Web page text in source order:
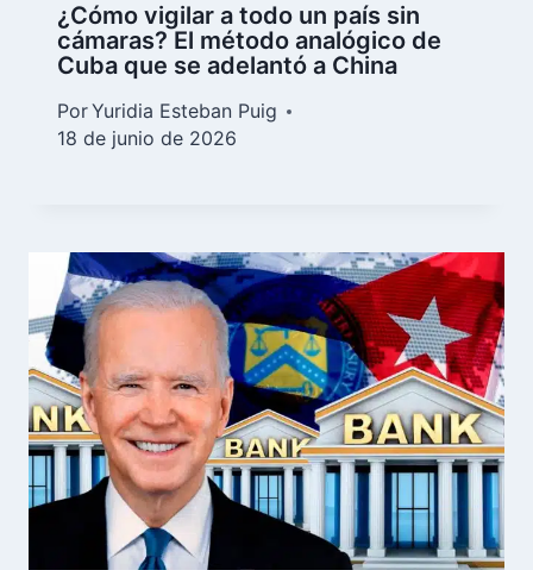
¿Cómo vigilar a todo un país sin
cámaras? El método analógico de
Cuba que se adelantó a China
PorYuridia Esteban Puig
18 de junio de 2026